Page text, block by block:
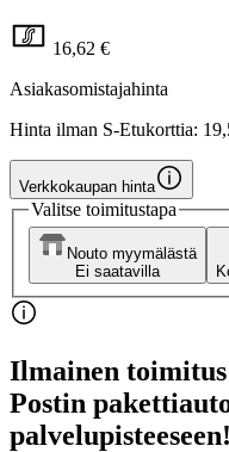
16,62 €
Asiakasomistajahinta
Hinta ilman S-Etukorttia:
Verkkokaupan hinta
Valitse toimitustapa
Nouto myymälästä
Ei saatavilla
Ilmainen
Postin
palvelupisteeseen!